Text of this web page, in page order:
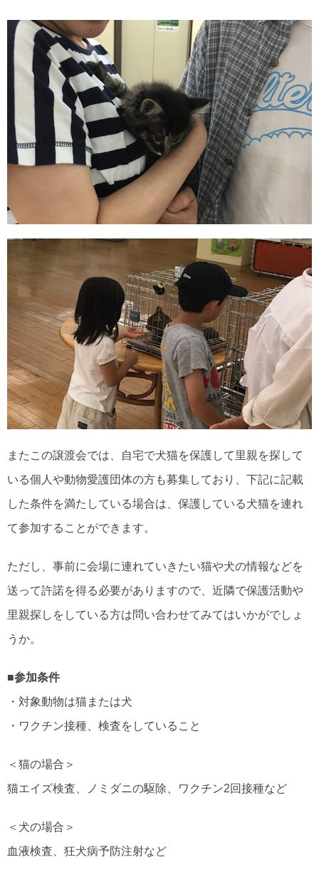
またこの譲渡会では、自宅で犬猫を保護して里親を探して
いる個人や動物愛護団体の方も募集しており、下記に記載
した条件を満たしている場合は、保護している犬猫を連れ
て参加することができます。
ただし、事前に会場に連れていきたい猫や犬の情報などを
送って許諾を得る必要がありますので、近隣で保護活動や
里親探しをしている方は問い合わせてみてはいかがでしょ
うか。
■参加条件
・対象動物は猫または犬
・ワクチン接種、検査をしていること
＜猫の場合＞
猫エイズ検査、ノミダニの駆除、ワクチン2回接種など
＜犬の場合＞
血液検査、狂犬病予防注射など